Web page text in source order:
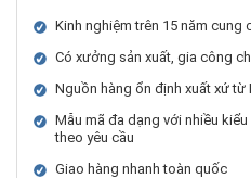
Kinh nghiệm trên 15 năm cung
Có xưởng sản xuất, gia công
Nguồn hàng ổn định xuất xứ
Mẫu mã đa dạng với nhiều
theo yêu cầu
Giao hàng nhanh toàn quốc